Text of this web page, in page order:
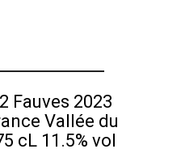
Fauves 2023
Vallée du
cL 11.5% vol